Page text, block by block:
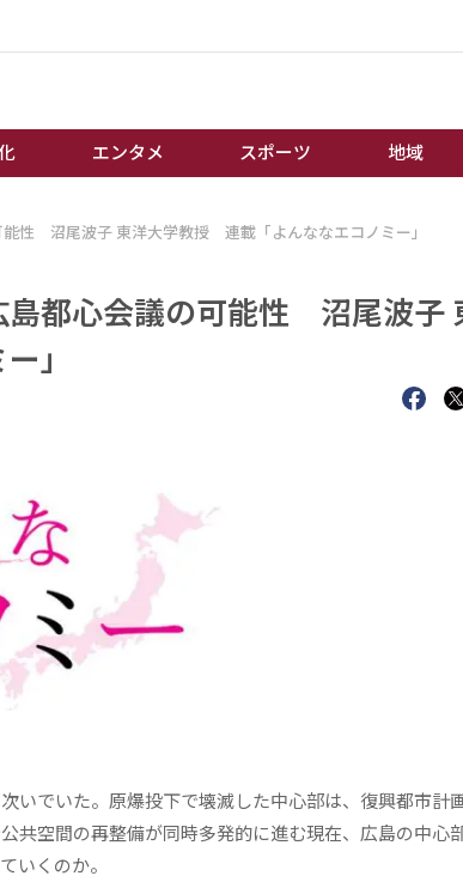
エンタメ スポーツ 地域
ス
誰もが輝いて働く社会へ
オートレース
性 沼尾波子 東洋大学教授 連載「よんななエコノミー」
都心会議の可能性 沼尾波子
ー」
いでいた。原爆投下で壊滅した中心部は、復興都市計
共空間の再整備が同時多発的に進む現在、広島の中心
いくのか。